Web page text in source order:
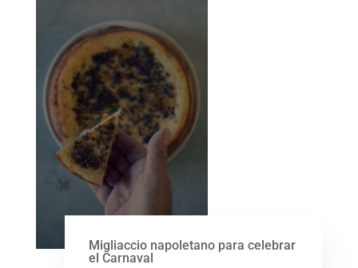
Migliaccio napoletano para celebrar
el Carnaval